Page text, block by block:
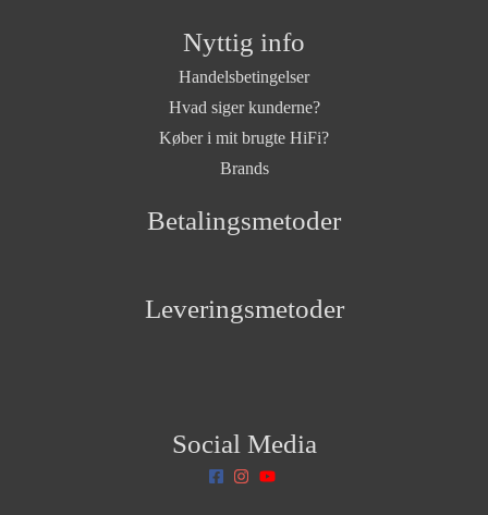
Nyttig info
Handelsbetingelser
Hvad siger kunderne?
Køber i mit brugte HiFi?
Brands
Betalingsmetoder
Leveringsmetoder
Social Media